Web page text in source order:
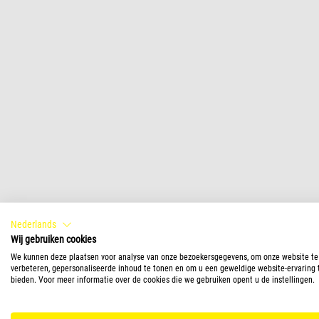
Nederlands
Wij gebruiken cookies
We kunnen deze plaatsen voor analyse van onze bezoekersgegevens, om onze website te
verbeteren, gepersonaliseerde inhoud te tonen en om u een geweldige website-ervaring
bieden. Voor meer informatie over de cookies die we gebruiken opent u de instellingen.